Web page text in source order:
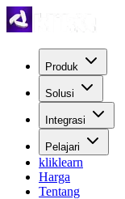
Produk
Solusi
Integrasi
Pelajari
kliklearn
Harga
Tentang